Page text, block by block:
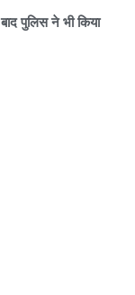
पुलिस ने भी किया